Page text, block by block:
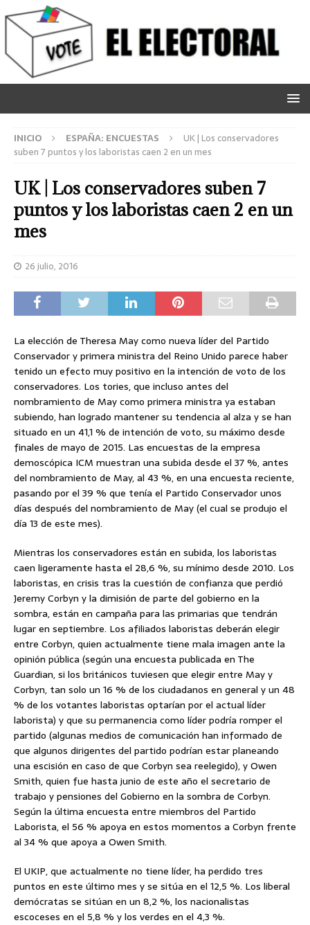
INICIO ESPAÑA: ENCUESTAS
UK | Los conservadores
suben 7 puntos y los laboristas caen 2 en un mes
UK | Los conservadores suben 7
puntos y los laboristas caen 2 en un
mes
26 julio, 2016
La elección de Theresa May como nueva líder del Partido
Conservador y primera ministra del Reino Unido parece haber
tenido un efecto muy positivo en la intención de voto de los
conservadores. Los tories, que incluso antes del
nombramiento de May como primera ministra ya estaban
subiendo, han logrado mantener su tendencia al alza y se han
situado en un 41,1 % de intención de voto, su máximo desde
finales de mayo de 2015. Las encuestas de la empresa
demoscópica ICM muestran una subida desde el 37 %, antes
del nombramiento de May, al 43 %, en una encuesta reciente,
pasando por el 39 % que tenía el Partido Conservador unos
días después del nombramiento de May (el cual se produjo el
día 13 de este mes).
Mientras los conservadores están en subida, los laboristas
caen ligeramente hasta el 28,6 %, su mínimo desde 2010. Los
laboristas, en crisis tras la cuestión de confianza que perdió
Jeremy Corbyn y la dimisión de parte del gobierno en la
sombra, están en campaña para las primarias que tendrán
lugar en septiembre. Los afiliados laboristas deberán elegir
entre Corbyn, quien actualmente tiene mala imagen ante la
opinión pública (según una encuesta publicada en The
Guardian, si los británicos tuviesen que elegir entre May y
Corbyn, tan solo un 16 % de los ciudadanos en general y un 48
% de los votantes laboristas optarían por el actual líder
laborista) y que su permanencia como líder podría romper el
partido (algunas medios de comunicación han informado de
que algunos dirigentes del partido podrían estar planeando
una escisión en caso de que Corbyn sea reelegido), y Owen
Smith, quien fue hasta junio de este año el secretario de
trabajo y pensiones del Gobierno en la sombra de Corbyn.
Según la última encuesta entre miembros del Partido
Laborista, el 56 % apoya en estos momentos a Corbyn frente
al 34 % que apoya a Owen Smith.
El UKIP, que actualmente no tiene líder, ha perdido tres
puntos en este último mes y se sitúa en el 12,5 %. Los liberal
demócratas se sitúan en un 8,2 %, los nacionalistas
escoceses en el 5,8 % y los verdes en el 4,3 %.